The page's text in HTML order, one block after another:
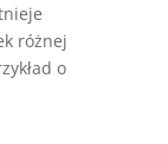
różnej
o